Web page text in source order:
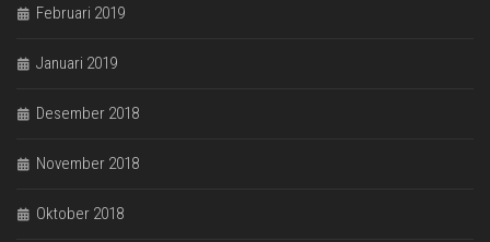
Februari 2019
Januari 2019
Desember 2018
November 2018
Oktober 2018